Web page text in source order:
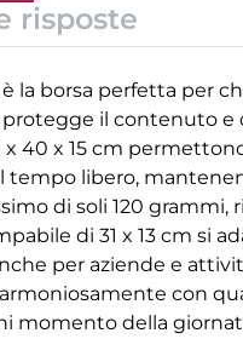
risposte
è la borsa perfetta per
il contenuto e
40 x 15 cm
tempo libero,
di soli 120
di 31 x 13 cm
per aziende e
con
momento della